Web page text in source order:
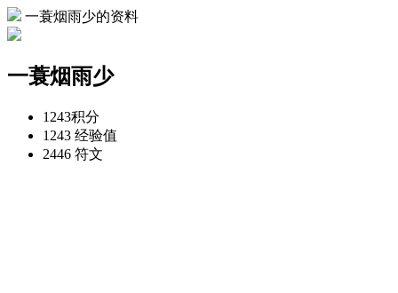
一蓑烟雨少的资料
一蓑烟雨少
1243积分
1243 经验值
2446 符文